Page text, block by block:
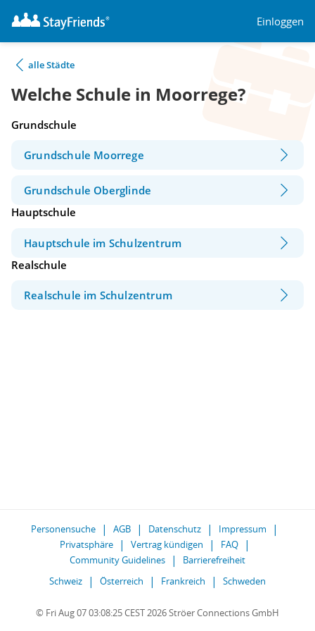
Einloggen
alle Städte
Welche Schule in Moorrege?
Grundschule
Grundschule Moorrege
Grundschule Oberglinde
Hauptschule
Hauptschule im Schulzentrum
Realschule
Realschule im Schulzentrum
Personensuche AGB Datenschutz
Impressum
Privatsphäre
Vertrag kündigen
FAQ
Community Guidelines
Barrierefreiheit
Schweiz
Österreich Frankreich Schweden
© Fri Aug 07 03:08:25 CEST 2026 Ströer Connections GmbH